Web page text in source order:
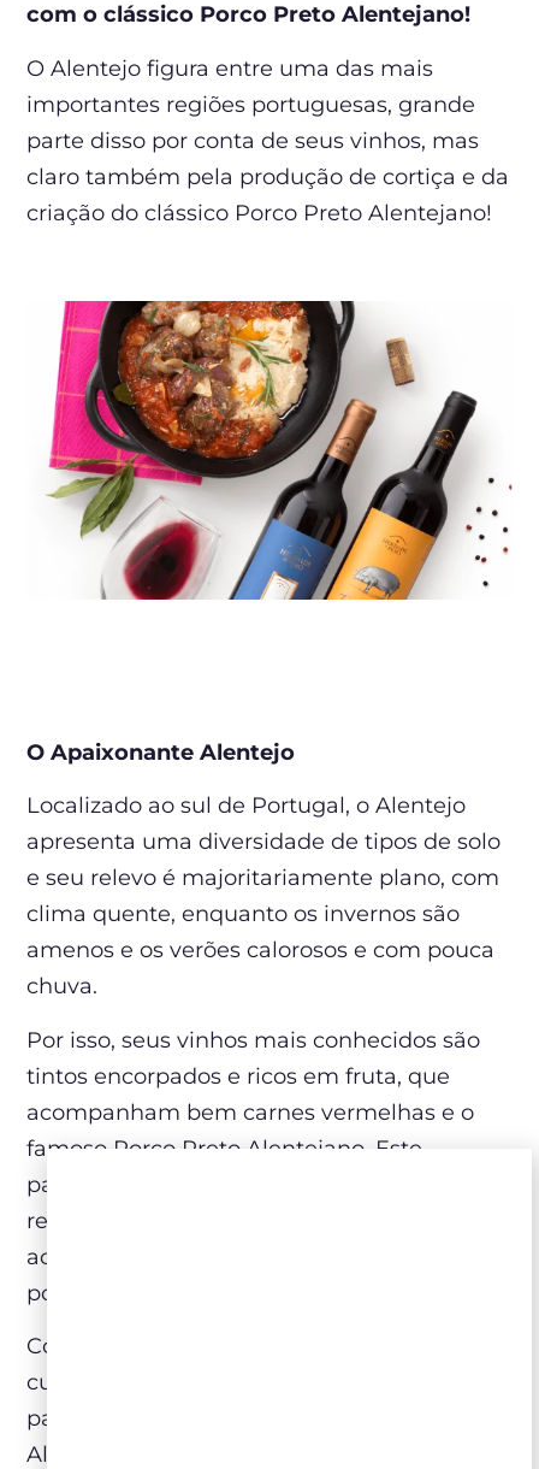
com o clássico Porco Preto Alentejano!
O Alentejo figura entre uma das mais
importantes regiões portuguesas, grande
parte disso por conta de seus vinhos, mas
claro também pela produção de cortiça e da
criação do clássico Porco Preto Alentejano!
O Apaixonante Alentejo
Localizado ao sul de Portugal, o Alentejo
apresenta uma diversidade de tipos de solo
e seu relevo é majoritariamente plano, com
clima quente, enquanto os invernos são
amenos e os verões calorosos e com pouca
chuva.
Por isso, seus vinhos mais conhecidos são
tintos encorpados e ricos em fruta, que
acompanham bem carnes vermelhas e o
famoso Porco Preto Alentejano. Este
patrimônio nacional é base de muitas
receitas típicas da região e merece ser
acompanhado por vinhos de igual estrutura,
por conta do seu sabor marcante e intenso.
Com a paisagem marcada pelos sobreiros,
cujas cascas cortadas são a fonte da maior
parte da cortiça utilizada no mundo, o
Alentejo teve sua produção vinícola